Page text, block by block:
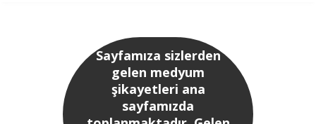
Sayfamıza sizlerden
gelen medyum
şikayetleri ana
sayfamızda